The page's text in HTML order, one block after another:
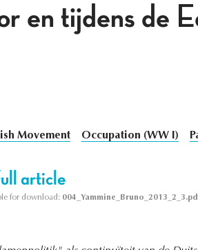
en tijdens de
Movement Occupation (WW I)
article
for download: